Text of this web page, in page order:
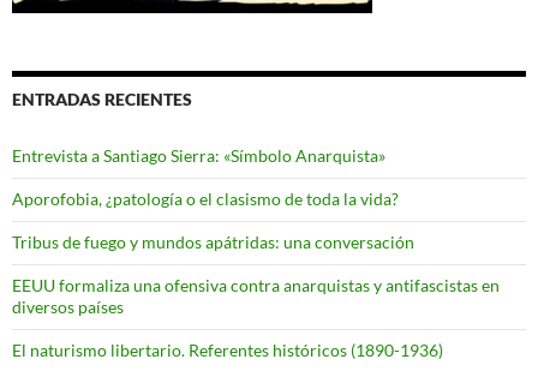
ENTRADAS RECIENTES
Entrevista a Santiago Sierra: «Símbolo Anarquista»
Aporofobia, ¿patología o el clasismo de toda la vida?
Tribus de fuego y mundos apátridas: una conversación
EEUU formaliza una ofensiva contra anarquistas y antifascistas en
diversos países
El naturismo libertario. Referentes históricos (1890-1936)